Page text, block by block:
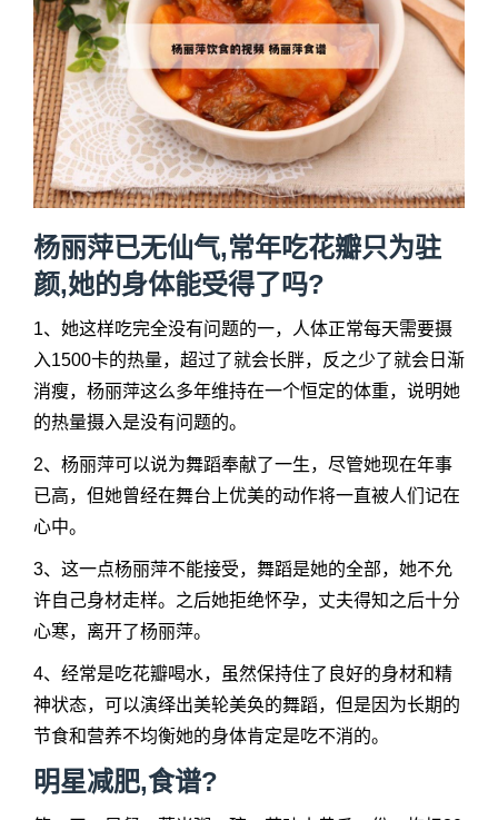
杨丽萍已无仙气,常年吃花瓣只为驻
颜,她的身体能受得了吗?
1、她这样吃完全没有问题的一，人体正常每天需要摄
入1500卡的热量，超过了就会长胖，反之少了就会日渐
消瘦，杨丽萍这么多年维持在一个恒定的体重，说明她
的热量摄入是没有问题的。
2、杨丽萍可以说为舞蹈奉献了一生，尽管她现在年事
已高，但她曾经在舞台上优美的动作将一直被人们记在
心中。
3、这一点杨丽萍不能接受，舞蹈是她的全部，她不允
许自己身材走样。之后她拒绝怀孕，丈夫得知之后十分
心寒，离开了杨丽萍。
4、经常是吃花瓣喝水，虽然保持住了良好的身材和精
神状态，可以演绎出美轮美奂的舞蹈，但是因为长期的
节食和营养不均衡她的身体肯定是吃不消的。
明星减肥,食谱?